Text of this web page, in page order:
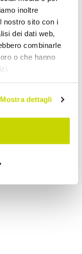
inoltre
nostro sito con i
dei dati web,
combinarle
o che hanno
Mostra dettagli